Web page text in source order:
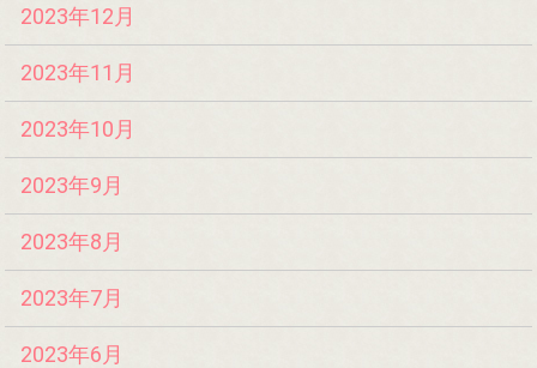
2023年12月
2023年11月
2023年10月
2023年9月
2023年8月
2023年7月
2023年6月